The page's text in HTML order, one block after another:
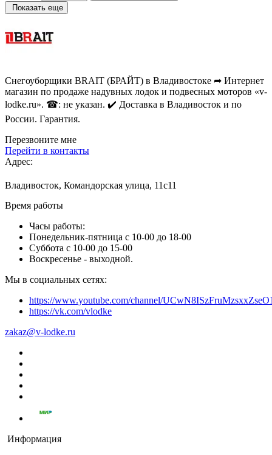
Показать еще
Снегоуборщики BRAIT (БРАЙТ) в Владивостоке ➦ Интернет
магазин по продаже надувных лодок и подвесных моторов «v-
lodke.ru». ☎: не указан. ✔️ Доставка в Владивосток и по
России. Гарантия.
Перезвоните мне
Перейти в контакты
Адрес:
Владивосток, Командорская улица, 11с11
Время работы
Часы работы:
Понедельник-пятница с 10-00 до 18-00
Суббота с 10-00 до 15-00
Воскресенье - выходной.
Мы в социальных сетях:
https://www.youtube.com/channel/
https://vk.com/vlodke
zakaz@v-lodke.ru
Информация